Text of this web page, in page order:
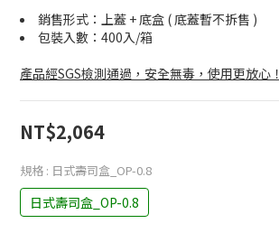
銷售形式：上蓋 + 底盒 ( 底蓋暫不拆售 )
包裝入數：400入/箱
產品經SGS檢測通過，安全無毒，使用更放心！
NT$2,064
規格 : 日式壽司盒_OP-0.8
日式壽司盒_OP-0.8